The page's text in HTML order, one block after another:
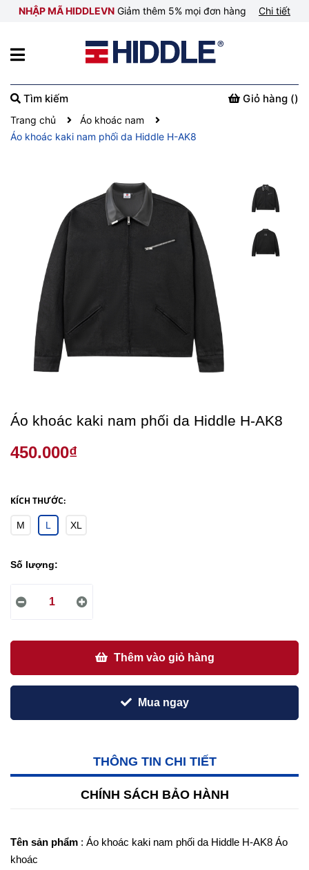
NHẬP MÃ HIDDLEVN Giảm thêm 5% mọi đơn hàng Chi tiết
Tìm kiếm Giỏ hàng ()
Trang chủ
Áo khoác nam
Áo khoác kaki nam phối da Hiddle H-AK8
Áo khoác kaki nam phối da Hiddle H-AK8
450.000₫
KÍCH THƯỚC:
M L XL
Số lượng:
Thêm vào giỏ hàng
Mua ngay
THÔNG TIN CHI TIẾT
CHÍNH SÁCH BẢO HÀNH
Tên sản phẩm : Áo khoác kaki nam phối da Hiddle H-AK8 Áo
khoác